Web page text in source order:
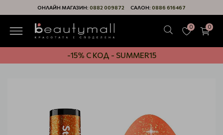
ОНЛАЙН МАГАЗИН: 0882 009872 САЛОН: 0886 616467
0 0
-15% С КОД - SUMMER15